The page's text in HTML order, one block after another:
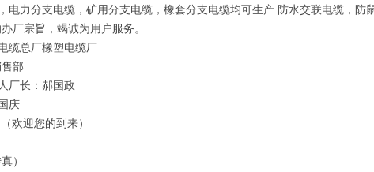
电力分支电缆，矿用分支电缆，橡套分支电缆均可生产 防水交联电缆，防
厂宗旨，竭诚为用户服务。
缆总厂橡塑电缆厂
部
厂长：郝国政
庆
欢迎您的到来）
）